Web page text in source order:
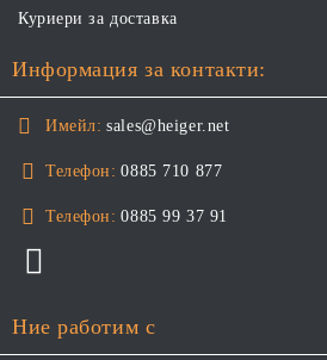
Куриери за доставка
Информация за контакти:
Имейл: sales@heiger.net
Телефон: 0885 710 877
Телефон: 0885 99 37 91
Ние работим с